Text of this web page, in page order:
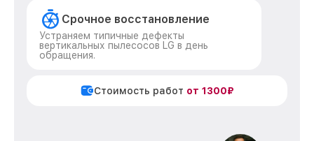
Срочное восстановление
Устраняем типичные дефекты
вертикальных пылесосов LG в день
обращения.
Стоимость работ от 1300₽